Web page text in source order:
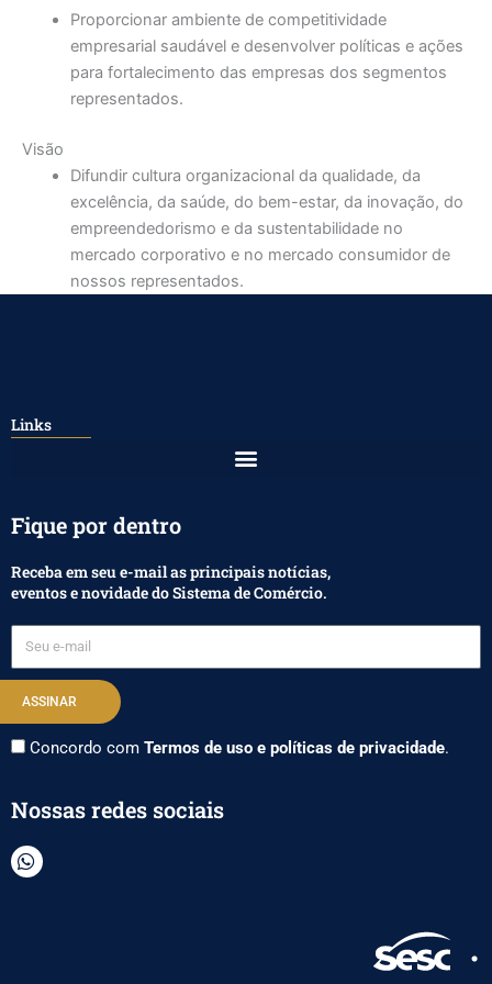
Proporcionar ambiente de competitividade
empresarial saudável e desenvolver políticas e ações
para fortalecimento das empresas dos segmentos
representados.
Visão
Difundir cultura organizacional da qualidade, da
excelência, da saúde, do bem-estar, da inovação, do
empreendedorismo e da sustentabilidade no
mercado corporativo e no mercado consumidor de
nossos representados.
Links
Fique por dentro
Receba em seu e-mail as principais notícias,
eventos e novidade do Sistema de Comércio.
Seu
e-
ASSINAR
Concordo com Termos de uso e políticas de privacidade.
Nossas redes sociais
W
h